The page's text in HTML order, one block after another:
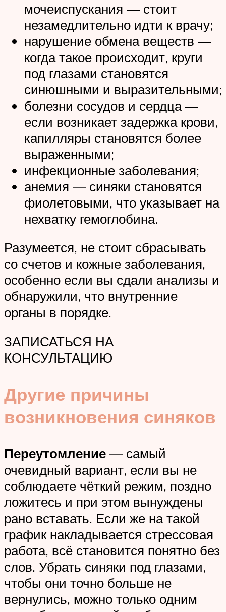
мочеиспускания — стоит
незамедлительно идти к врачу;
нарушение обмена веществ —
когда такое происходит, круги
под глазами становятся
синюшными и выразительными;
болезни сосудов и сердца —
если возникает задержка крови,
капилляры становятся более
выраженными;
инфекционные заболевания;
анемия — синяки становятся
фиолетовыми, что указывает на
нехватку гемоглобина.
Разумеется, не стоит сбрасывать
со счетов и кожные заболевания,
особенно если вы сдали анализы и
обнаружили, что внутренние
органы в порядке.
ЗАПИСАТЬСЯ НА
КОНСУЛЬТАЦИЮ
Другие причины
возникновения синяков
Переутомление — самый
очевидный вариант, если вы не
соблюдаете чёткий режим, поздно
ложитесь и при этом вынуждены
рано вставать. Если же на такой
график накладывается стрессовая
работа, всё становится понятно без
слов. Убрать синяки под глазами,
чтобы они точно больше не
вернулись, можно только одним